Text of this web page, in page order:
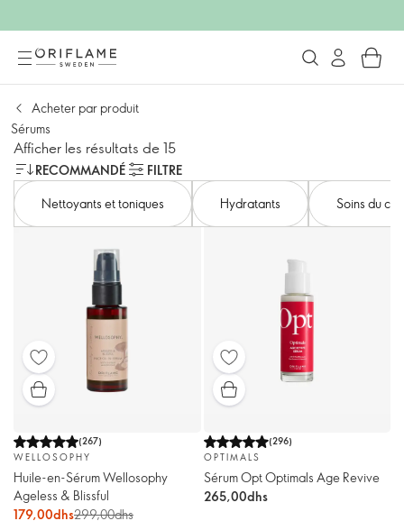
Acheter par produit
Sérums
Afficher les résultats de 15
RECOMMANDÉ
FILTRE
Nettoyants et toniques
Hydratants Soins du
(267)
WELLOSOPHY
Huile-en-Sérum Wellosophy
Ageless & Blissful
179,00dhs299,00dhs
(296)
OPTIMALS
Sérum Opt Optimals Age Revive
265,00dhs